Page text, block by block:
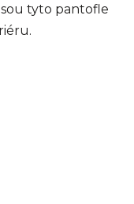
tyto pantofle